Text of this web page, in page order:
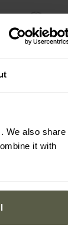
We also share
it with
Pack
Olive